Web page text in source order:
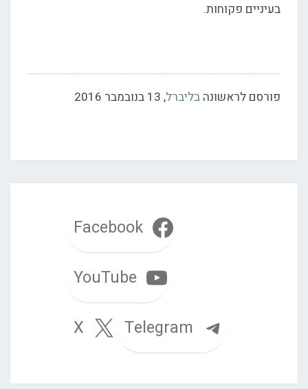
בעיניים פקוחות.
פורסם לראשונה בליברל, 13 בנובמבר 2016
Facebook
YouTube
Telegram
X